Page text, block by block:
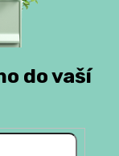
do vaší